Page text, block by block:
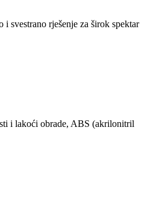
svestrano rješenje za širok spektar
i lakoći obrade, ABS (akrilonitril